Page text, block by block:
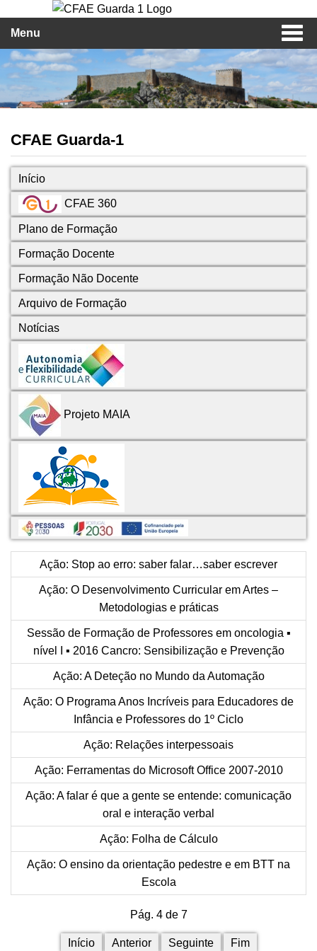
Menu
CFAE Guarda-1
Início
CFAE 360
Plano de Formação
Formação Docente
Formação Não Docente
Arquivo de Formação
Notícias
Projeto MAIA
Ação: Stop ao erro: saber falar…saber escrever
Ação: O Desenvolvimento Curricular em Artes –
Metodologias e práticas
Sessão de Formação de Professores em oncologia ▪
nível I ▪ 2016 Cancro: Sensibilização e Prevenção
Ação: A Deteção no Mundo da Automação
Ação: O Programa Anos Incríveis para Educadores de
Infância e Professores do 1º Ciclo
Ação: Relações interpessoais
Ação: Ferramentas do Microsoft Office 2007-2010
Ação: A falar é que a gente se entende: comunicação
oral e interação verbal
Ação: Folha de Cálculo
Ação: O ensino da orientação pedestre e em BTT na
Escola
Pág. 4 de 7
Início Anterior Seguinte Fim